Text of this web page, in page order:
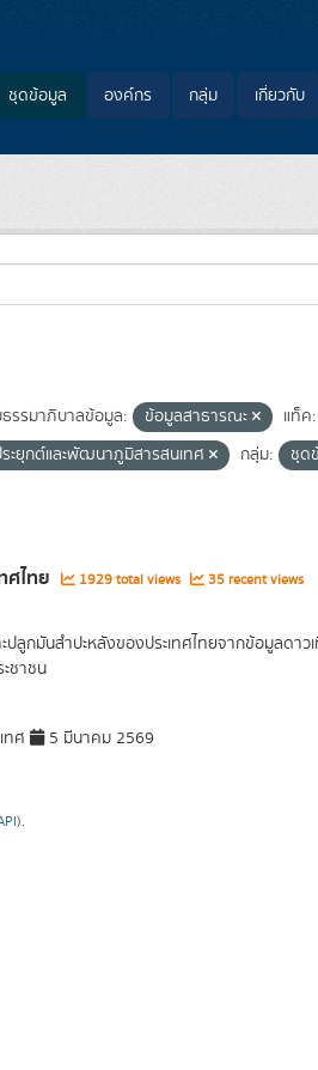
ชุดข้อมูล องค์กร กลุ่ม เกี่ยวกับ
รรมาภิบาลข้อมูล: ข้อมูลสาธารณะ
แท็ค:
ะยุกต์และพัฒนาภูมิสารสนเทศ กลุ่ม: ชุด
ไทย 1929 total views 35 recent views
กมันสำปะหลังของประเทศไทยจากข้อมูลดาว
ชาชน
ทศ 5 มีนาคม 2569
).